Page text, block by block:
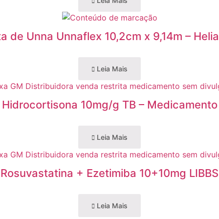
de Unna Unnaflex 10,2cm x 9,14m –
Leia Mais
Hidrocortisona 10mg/g TB – Medicamento
Leia Mais
Rosuvastatina + Ezetimiba 10+10mg LIBBS
Leia Mais